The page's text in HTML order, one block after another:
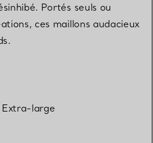
Portés seuls ou
ces maillons audacieux
Extra-large